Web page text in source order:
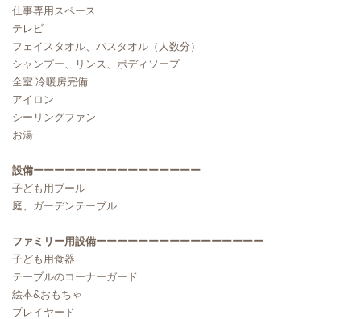
仕事専用スペース
テレビ
フェイスタオル、バスタオル（人数分）
シャンプー、リンス、ボディソープ
全室 冷暖房完備
アイロン
シーリングファン
お湯
設備ーーーーーーーーーーーーーーーー
子ども用プール
庭、ガーデンテーブル
ファミリー用設備ーーーーーーーーーーーーーーーー
子ども用食器
テーブルのコーナーガード
絵本&おもちゃ
プレイヤード